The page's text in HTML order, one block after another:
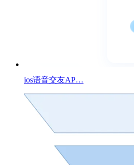
ios语音交友AP…